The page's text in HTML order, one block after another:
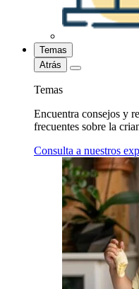
Temas
Atrás
Temas
Encuentra consejos y
frecuentes sobre la
Consulta a nuestros